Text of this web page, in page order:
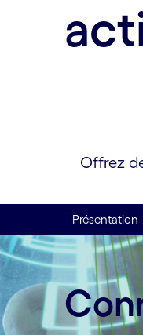
Offrez
Présentation